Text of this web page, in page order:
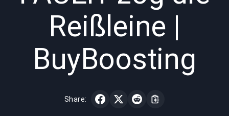
Reißleine |
BuyBoosting
Share: